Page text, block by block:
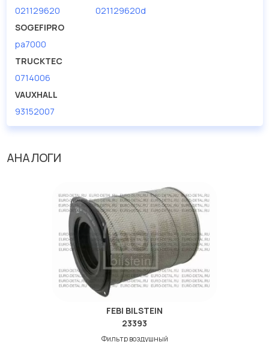
021129620
021129620d
SOGEFIPRO
pa7000
TRUCKTEC
0714006
VAUXHALL
93152007
АНАЛОГИ
FEBI BILSTEIN
23393
Фильтр воздушный